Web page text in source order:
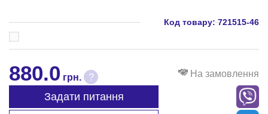
Код товару: 721515-46
880.0 грн. ? На замовлення
Задати питання